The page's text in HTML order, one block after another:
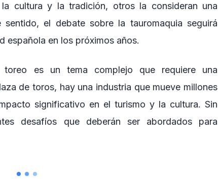
cultura y la tradición, otros la consideran una
el debate sobre la tauromaquia seguirá
española en los próximos años.
es un tema complejo que requiere una
de toros, hay una industria que mueve millones
significativo en el turismo y la cultura. Sin
desafíos que deberán ser abordados para